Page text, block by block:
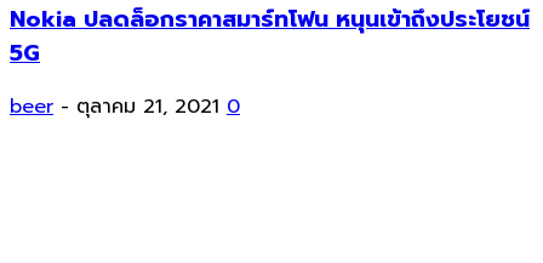
Nokia ปลดล็อกราคาสมาร์ทโฟน หนุนเข้าถึงประโยชน์
5G
beer - ตุลาคม 21, 2021 0